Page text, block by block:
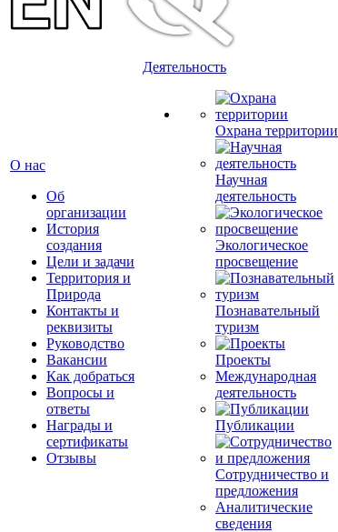
О нас
Об
организации
История
создания
Цели и задачи
Территория и
Природа
Контакты и
реквизиты
Руководство
Вакансии
Как добраться
Вопросы и
ответы
Награды и
сертификаты
Отзывы
Деятельность
Охрана территории
Научная
деятельность
Экологическое
просвещение
Познавательный
туризм
Проекты
Международная
деятельность
Публикации
Сотрудничество и
предложения
Аналитические
сведения